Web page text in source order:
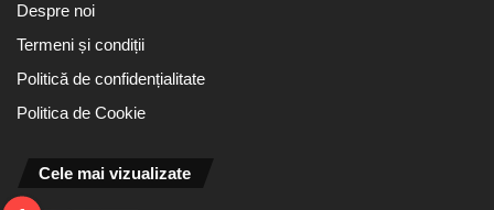
Despre noi
Termeni și condiții
Politică de confidențialitate
Politica de Cookie
Cele mai vizualizate